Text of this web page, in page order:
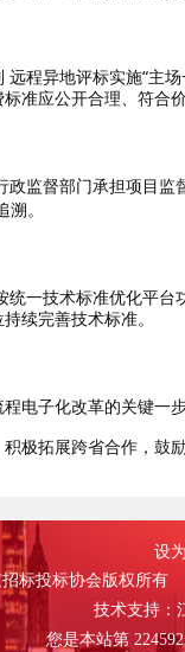
远程异地评标实施“主场
准应公开合理、符
政监督部门承担项目监
。
统一技术标准优化平台
续完善技术标准。
电子化改革的关键一
极拓展跨省合作，鼓
设
标投标协会版权所有
技术支持：
您是本站第